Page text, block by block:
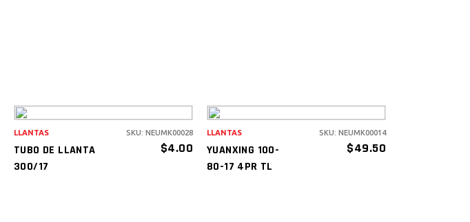
TUBO DE LLANTA
300/17
$4.00
LLANTAS SKU: NEUMK00028
CARRITO
YUANXING 100-
80-17 4PR TL
$49.50
LLANTAS SKU: NEUMK00014